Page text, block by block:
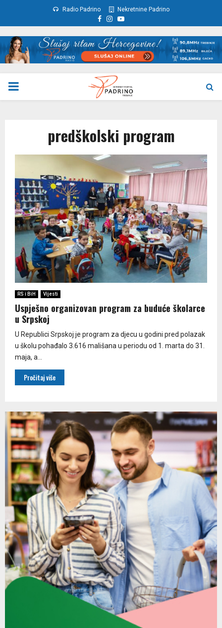
Radio Padrino Nekretnine Padrino
Facebook
Instagram
Youtube
PRIMARY
predškolski program
RS i BiH Vijesti
Uspješno organizovan program za buduće školarce
u Srpskoj
U Republici Srpskoj je program za djecu u godini pred polazak
u školu pohađalo 3.616 mališana u periodu od 1. marta do 31.
maja, a...
Pročitaj više